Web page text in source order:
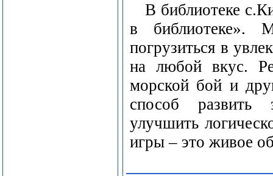
В библиотеке
в библиотеке».
погрузиться в
на любой вкус.
морской бой и
способ развить
улучшить
игры – это живое